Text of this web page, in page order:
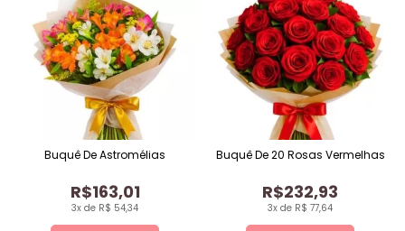
3x de R$ 54,34
R$163,01
Buquê De Astromélias
3x de R$ 77,64
R$232,93
Buquê De 20 Rosas Vermelhas